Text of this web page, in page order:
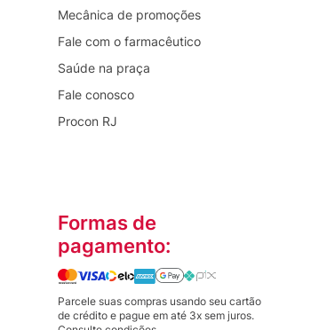
Mecânica de promoções
Fale com o farmacêutico
Saúde na praça
Fale conosco
Procon RJ
Formas de
pagamento:
Parcele suas compras usando seu cartão
de crédito e pague em até 3x sem juros.